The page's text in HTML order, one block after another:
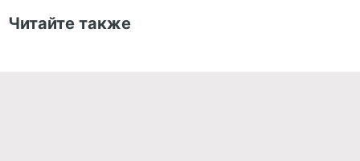
Читайте также